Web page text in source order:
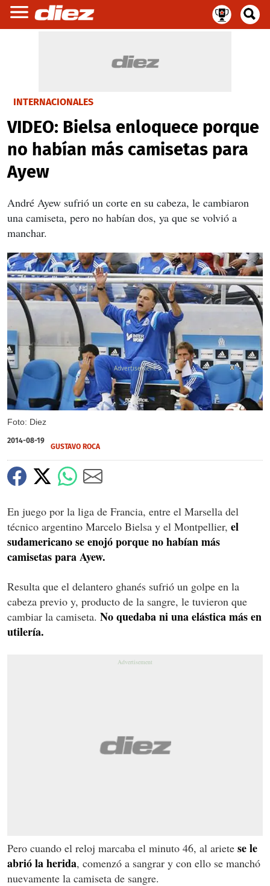
INTERNACIONALES
VIDEO: Bielsa enloquece porque
no habían más camisetas para
Ayew
André Ayew sufrió un corte en su cabeza, le cambiaron
una camiseta, pero no habían dos, ya que se volvió a
manchar.
Foto: Diez
X
2014-08-19
GUSTAVO ROCA
En juego por la liga de Francia, entre el Marsella del
técnico argentino Marcelo Bielsa y el Montpellier, el
sudamericano se enojó porque no habían más
camisetas para Ayew.
Resulta que el delantero ghanés sufrió un golpe en la
cabeza previo y, producto de la sangre, le tuvieron que
cambiar la camiseta. No quedaba ni una elástica más en
utilería.
Pero cuando el reloj marcaba el minuto 46, al ariete se le
abrió la herida, comenzó a sangrar y con ello se manchó
nuevamente la camiseta de sangre.